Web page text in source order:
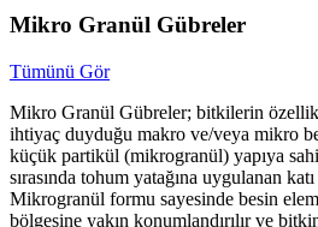
Mikro Granül Gübreler
Tümünü Gör
Mikro Granül Gübreler; bitkilerin
ihtiyaç duyduğu makro ve/veya mikro
küçük partikül (mikrogranül) yapıya
sırasında tohum yatağına uygulanan
Mikrogranül formu sayesinde besin
bölgesine yakın konumlandırılır ve